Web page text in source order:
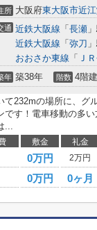
所 大阪府東大阪市近
通 近鉄大阪線 「 長瀬
近鉄大阪線 「 弥刀
おおさか東線 「 Ｊ
年 築38年 階数 4階建
て232mの場所に、グ
です！電車移動の多
...
敷金 礼金
0万円 2万円
0万円 0ヶ月